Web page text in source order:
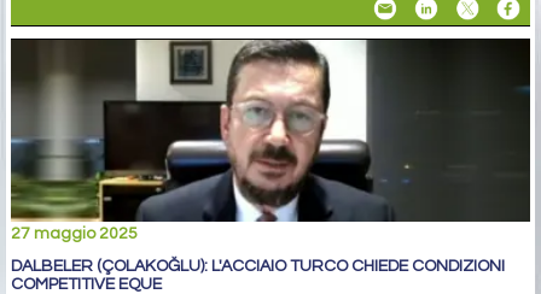
27 maggio 2025
DALBELER (ÇOLAKOĞLU): L'ACCIAIO TURCO CHIEDE CONDIZIONI
COMPETITIVE EQUE